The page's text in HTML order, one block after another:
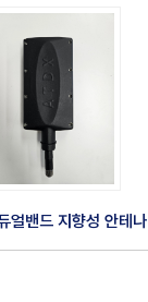
밴드 지향성 안테나